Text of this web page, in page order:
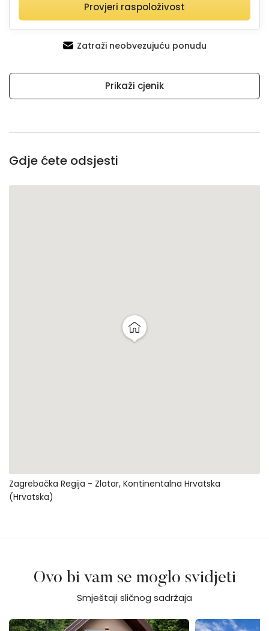
Provjeri raspoloživost
Zatraži neobvezujuću ponudu
Prikaži cjenik
Gdje ćete odsjesti
Zagrebačka Regija - Zlatar, Kontinentalna Hrvatska
(Hrvatska)
Ovo bi vam se moglo svidjeti
Smještaji sličnog sadržaja
Casa Foresta Villa Luna -